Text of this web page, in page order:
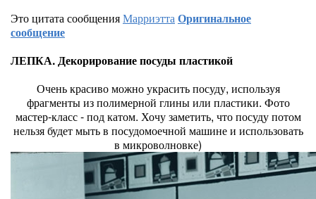
Это цитата сообщенияМарриэттаОригинальное
сообщение
ЛЕПКА. Декорирование посуды пластикой
Очень красиво можно украсить посуду, используя
фрагменты из полимерной глины или пластики. Фото
мастер-класс - под катом. Хочу заметить, что посуду потом
нельзя будет мыть в посудомоечной машине и использовать
в микроволновке)